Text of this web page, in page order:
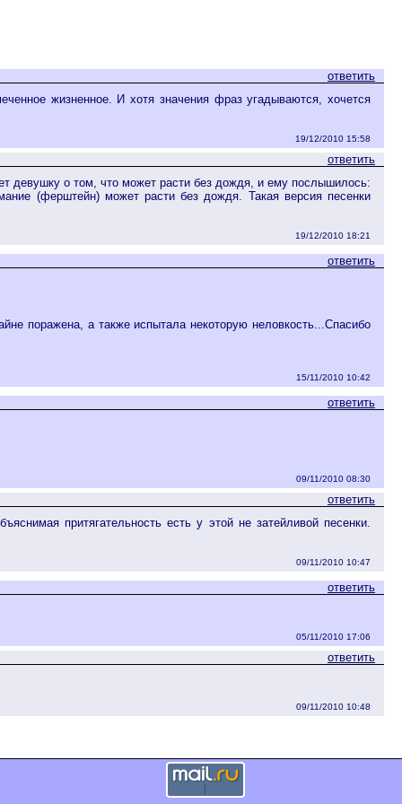
ответить
жизненное. И хотя значения фраз угадываются, хочется
19/12/2010 15:58
ответить
девушку о том, что может расти без дождя, и ему послышилось:
(ферштейн) может расти без дождя. Такая версия песенки
19/12/2010 18:21
ответить
поражена, а также испытала некоторую неловкость...Спасибо
15/11/2010 10:42
ответить
09/11/2010 08:30
ответить
притягательность есть у этой не затейливой песенки.
09/11/2010 10:47
ответить
05/11/2010 17:06
ответить
09/11/2010 10:48